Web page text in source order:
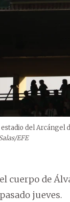
del Arcángel
EFE
cuerpo de
jueves.